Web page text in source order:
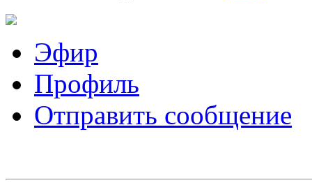
Эфир
Профиль
Отправить сообщение